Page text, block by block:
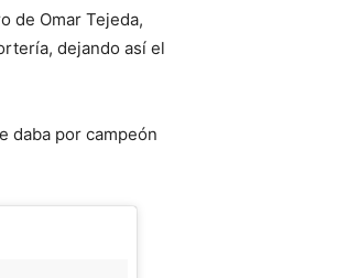
de Omar Tejeda,
dejando así el
daba por campeón